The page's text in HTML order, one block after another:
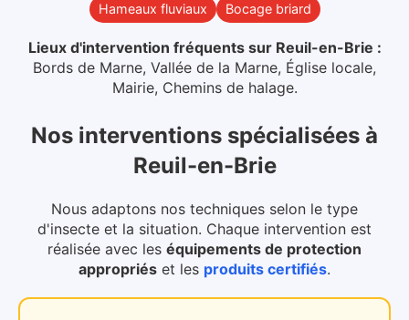
Hameaux fluviaux
Bocage briard
Lieux d'intervention fréquents sur Reuil-en-Brie :
Bords de Marne, Vallée de la Marne, Église locale,
Mairie, Chemins de halage.
Nos interventions spécialisées à
Reuil-en-Brie
Nous adaptons nos techniques selon le type
d'insecte et la situation. Chaque intervention est
réalisée avec les équipements de protection
appropriés et les produits certifiés.